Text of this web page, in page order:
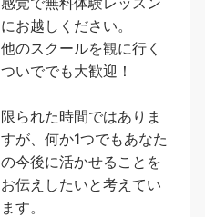
にお越しください。
他のスクールを観に行く
ついででも大歓迎！
限られた時間ではありま
すが、何か1つでもあなた
の今後に活かせることを
お伝えしたいと考えてい
ます。